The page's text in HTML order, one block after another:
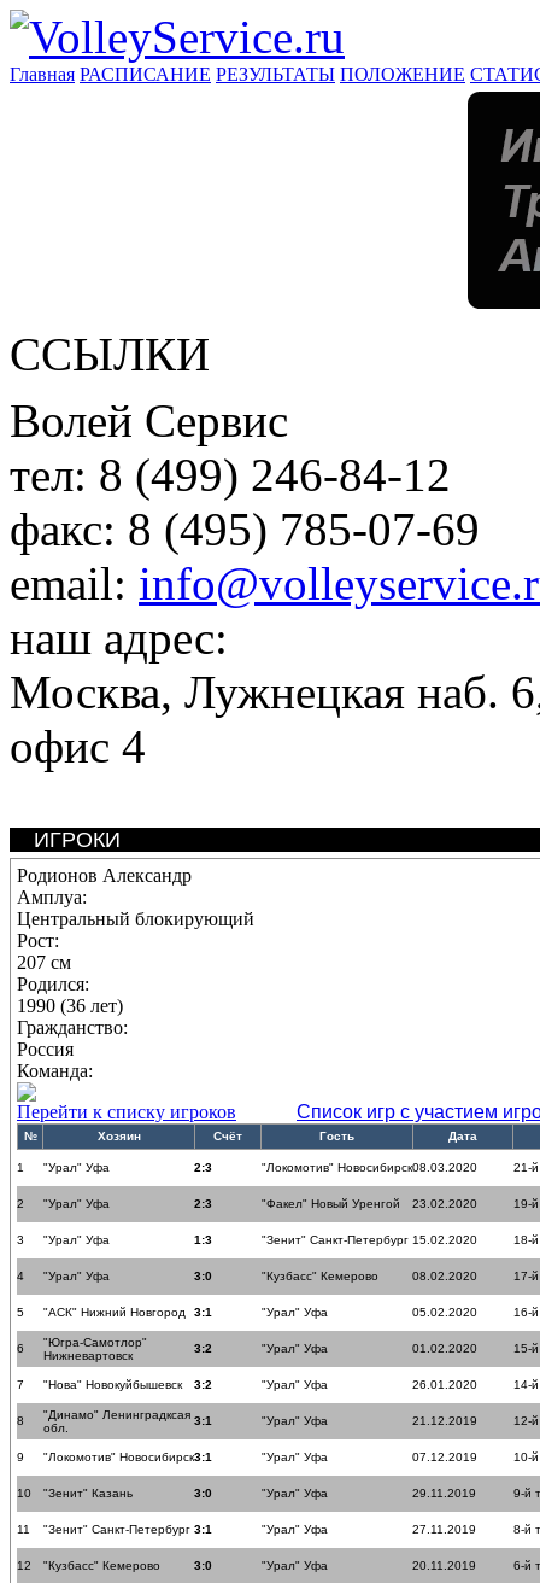
Главная РАСПИСАНИЕ РЕЗУЛЬТАТЫ ПОЛОЖЕНИЕ
ССЫЛКИ
Волей Сервис
тел: 8 (499) 246-84-12
факс: 8 (495) 785-07-69
email:
наш адрес:
Москва, Лужнецкая наб.
офис 4
ИГРОКИ
Родионов Александр
Амплуа:
Центральный блокирующий
Рост:
207 см
Родился:
1990 (36 лет)
Гражданство:
Россия
Команда:
Перейти к списку игроков
Список игр с участием
№ Хозяин Счёт Гость Дата
1 "Урал" Уфа 2:3 "Локомотив" Новосибирск08.03.2020 21-й
2 "Урал" Уфа 2:3 "Факел" Новый Уренгой 23.02.2020 19-
3 "Урал" Уфа 1:3 "Зенит" Санкт-Петербург 15.02.2020 18-
4 "Урал" Уфа 3:0 "Кузбасс" Кемерово 08.02.2020 17-
5 "АСК" Нижний Новгород 3:1 "Урал" Уфа 05.02.2020 16-
6
"Югра-Самотлор"
Нижневартовск
3:2 "Урал" Уфа 01.02.2020 15-
7 "Нова" Новокуйбышевск 3:2 "Урал" Уфа 26.01.2020 14-
8
"Динамо" Ленинградксая
обл.
3:1 "Урал" Уфа 21.12.2019 12-
9 "Локомотив" Новосибирск3:1 "Урал" Уфа 07.12.2019 10-
10 "Зенит" Казань 3:0 "Урал" Уфа 29.11.2019 9-й
11 "Зенит" Санкт-Петербург 3:1 "Урал" Уфа 27.11.2019 8-й
12 "Кузбасс" Кемерово 3:0 "Урал" Уфа 20.11.2019 6-й